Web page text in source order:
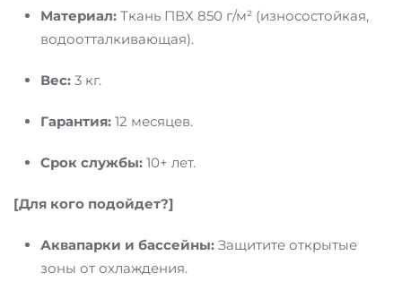
Материал: Ткань ПВХ 850 г/м² (износостойкая,
водоотталкивающая).
Вес: 3 кг.
Гарантия: 12 месяцев.
Срок службы: 10+ лет.
[Для кого подойдет?]
Аквапарки и бассейны: Защитите открытые
зоны от охлаждения.